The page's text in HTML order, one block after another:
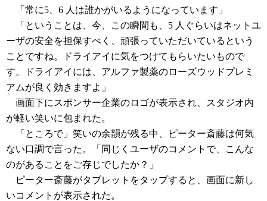
「常に5、6 人は誰かがいるようになっています」
「ということは、今、この瞬間も、5 人ぐらいはネットユ
ーザの安全を担保すべく、頑張っていただいているという
ことですね。ドライアイに気をつけてもらいたいもので
す。ドライアイには、アルファ製薬のローズウッドプレミ
アムが良く効きますよ」
画面下にスポンサー企業のロゴが表示され、スタジオ内
が軽い笑いに包まれた。
「ところで」笑いの余韻が残る中、ピーター斎藤は何気
ない口調で言った。「同じくユーザのコメントで、こんな
のがあることをご存じでしたか？」
ピーター斎藤がタブレットをタップすると、画面に新し
いコメントが表示された。